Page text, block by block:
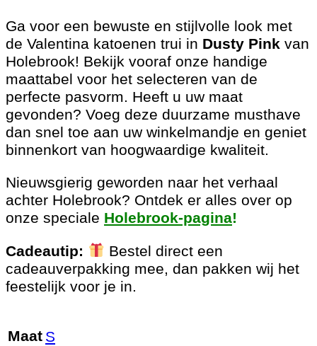
Ga voor een bewuste en stijlvolle look met
de Valentina katoenen trui in Dusty Pink van
Holebrook! Bekijk vooraf onze handige
maattabel voor het selecteren van de
perfecte pasvorm. Heeft u uw maat
gevonden? Voeg deze duurzame musthave
dan snel toe aan uw winkelmandje en geniet
binnenkort van hoogwaardige kwaliteit.
Nieuwsgierig geworden naar het verhaal
achter Holebrook? Ontdek er alles over op
onze speciale Holebrook-pagina!
Cadeautip:
Bestel direct een
cadeauverpakking mee, dan pakken wij het
feestelijk voor je in.
Maat S